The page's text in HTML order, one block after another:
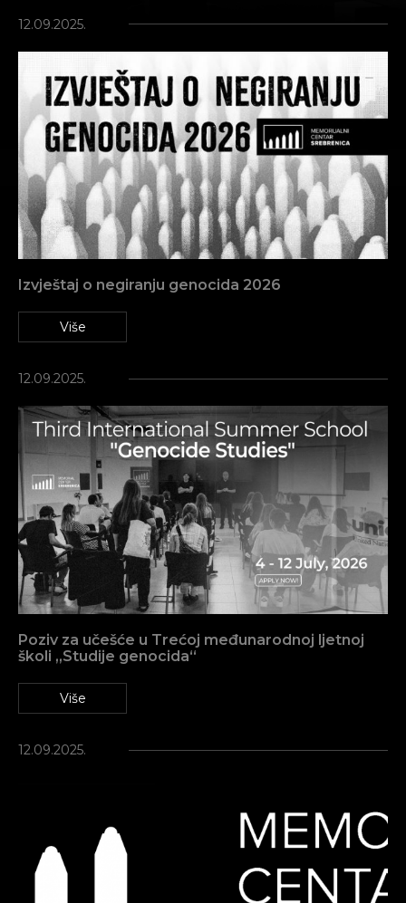
12.09.2025.
Izvještaj o negiranju genocida 2026
Više
12.09.2025.
Poziv za učešće u Trećoj međunarodnoj ljetnoj
školi „Studije genocida“
Više
12.09.2025.